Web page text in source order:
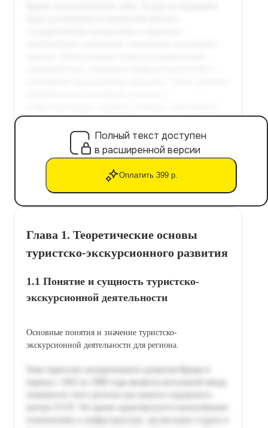
Полный текст доступен
в расширенной версии
Оплатить 399 р.
Глава 1. Теоретические основы
туристско-экскурсионного развития
1.1 Понятие и сущность туристско-
экскурсионной деятельности
Основные понятия и значение туристско-
экскурсионной деятельности для региона.